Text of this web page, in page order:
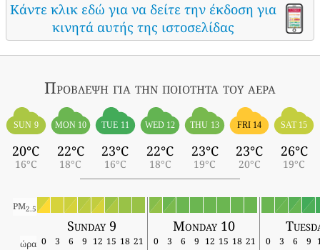
Κάντε κλικ εδώ για να δείτε την έκδοση για
κινητά αυτής της ιστοσελίδας
Πρόβλεψη για την ποιότητα του αέρα
SUN 9
20°C
16°C
MON 10
22°C
18°C
TUE 11
23°C
16°C
WED 12
22°C
18°C
THU 13
23°C
19°C
FRI 14
23°C
20°C
SAT 15
26°C
19°C
PM2.5
Sunday 9 Monday 10
ώρα 0 3 6 9 12 15 18 21 0 3 6 9 12 15 18 21 0 3 6 9